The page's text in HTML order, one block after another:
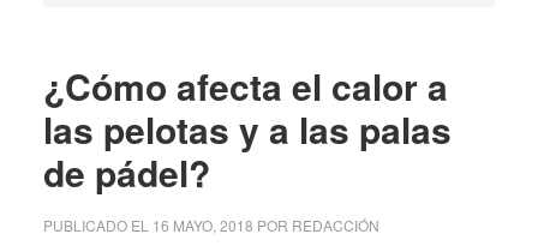
¿Cómo afecta el calor a
las pelotas y a las palas
de pádel?
PUBLICADO EL 16 MAYO, 2018 POR REDACCIÓN